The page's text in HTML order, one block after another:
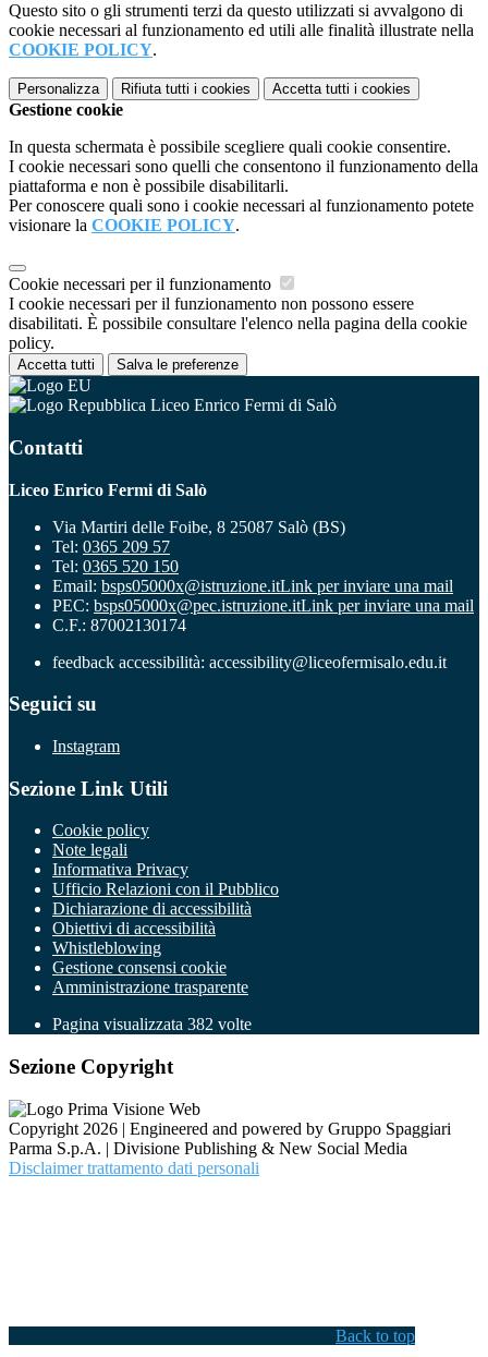
Questo sito o gli strumenti terzi da questo utilizzati si avvalgono di
cookie necessari al funzionamento ed utili alle finalità illustrate nella
COOKIE POLICY.
Personalizza Rifiuta tutti i cookies Accetta tutti i cookies
Gestione cookie
In questa schermata è possibile scegliere quali cookie consentire.
I cookie necessari sono quelli che consentono il funzionamento della
piattaforma e non è possibile disabilitarli.
Per conoscere quali sono i cookie necessari al funzionamento potete
visionare la COOKIE POLICY.
Cookie necessari per il funzionamento
I cookie necessari per il funzionamento non possono essere
disabilitati. È possibile consultare l'elenco nella pagina della cookie
policy.
Accetta tutti Salva le preferenze
Liceo Enrico Fermi di Salò
Contatti
Liceo Enrico Fermi di Salò
Via Martiri delle Foibe, 8 25087 Salò (BS)
Tel: 0365 209 57
Tel: 0365 520 150
Email: bsps05000x@istruzione.itLink per inviare una mail
PEC: bsps05000x@pec.istruzione.itLink per inviare una mail
C.F.: 87002130174
feedback accessibilità: accessibility@liceofermisalo.edu.it
Seguici su
Instagram
Sezione Link Utili
Cookie policy
Note legali
Informativa Privacy
Ufficio Relazioni con il Pubblico
Dichiarazione di accessibilità
Obiettivi di accessibilità
Whistleblowing
Gestione consensi cookie
Amministrazione trasparente
Pagina visualizzata 382 volte
Sezione Copyright
Copyright 2026 | Engineered and powered by Gruppo Spaggiari
Parma S.p.A. | Divisione Publishing & New Social Media
Disclaimer trattamento dati personali
Back to top